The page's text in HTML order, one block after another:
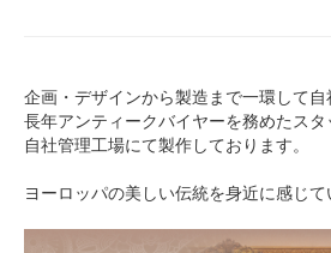
企画・デザインから製造まで一環して自
長年アンティークバイヤーを務めたスタ
自社管理工場にて製作しております。
ヨーロッパの美しい伝統を身近に感じて